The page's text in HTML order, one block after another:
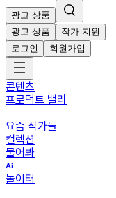
광고 상품
광고 상품
작가 지원
로그인
회원가입
콘텐츠
프로덕트 밸리
요즘 작가들
컬렉션
물어봐
놀이터